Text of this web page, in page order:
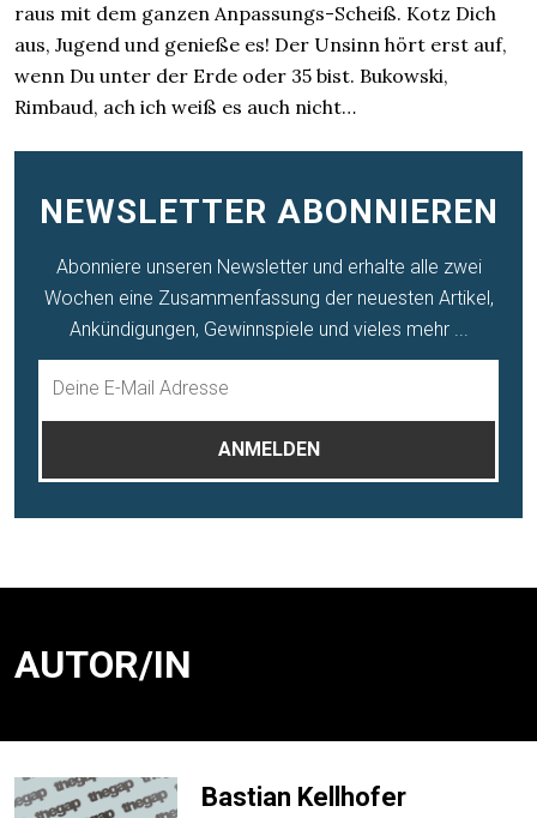
raus mit dem ganzen Anpassungs-Scheiß. Kotz Dich
aus, Jugend und genieße es! Der Unsinn hört erst auf,
wenn Du unter der Erde oder 35 bist. Bukowski,
Rimbaud, ach ich weiß es auch nicht…
NEWSLETTER ABONNIEREN
Abonniere unseren Newsletter und erhalte alle zwei
Wochen eine Zusammenfassung der neuesten Artikel,
Ankündigungen, Gewinnspiele und vieles mehr ...
AUTOR/IN
Bastian Kellhofer